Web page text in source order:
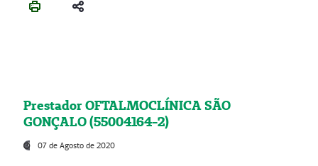
Prestador OFTALMOCLÍNICA SÃO
GONÇALO (55004164-2)
07 de Agosto de 2020